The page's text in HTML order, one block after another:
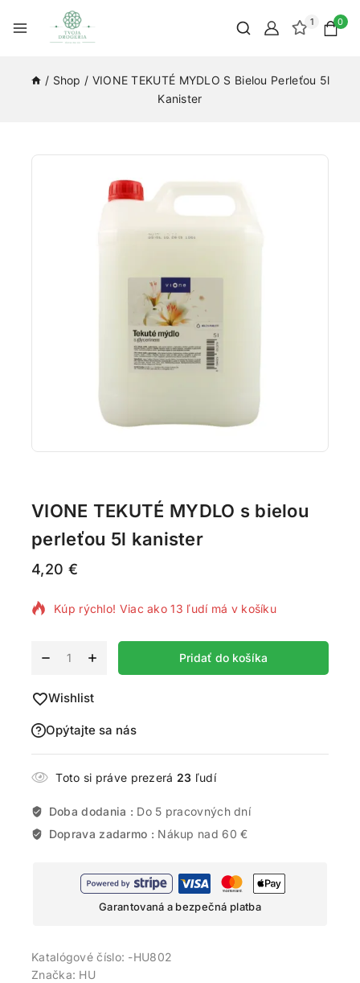
1 0
/ Shop / VIONE TEKUTÉ MYDLO S Bielou Perleťou 5l
Kanister
VIONE TEKUTÉ MYDLO s bielou
perleťou 5l kanister
4,20 €
4 produktov predaných za poslednú 1 hodinu
Kúp rýchlo! Viac ako 13 ľudí má v košíku
Pridať do košíka
Wishlist
Opýtajte sa nás
Toto si práve prezerá 23 ľudí
Doba dodania : Do 5 pracovných dní
Doprava zadarmo : Nákup nad 60 €
Garantovaná a bezpečná platba
Katalógové číslo: -HU802
Značka: HU